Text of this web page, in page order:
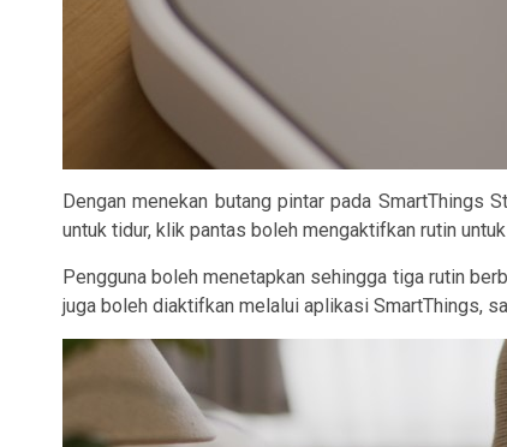
Dengan menekan butang pintar pada SmartThings
untuk tidur, klik pantas boleh mengaktifkan rutin
Pengguna boleh menetapkan sehingga tiga rutin
juga boleh diaktifkan melalui aplikasi SmartThings,